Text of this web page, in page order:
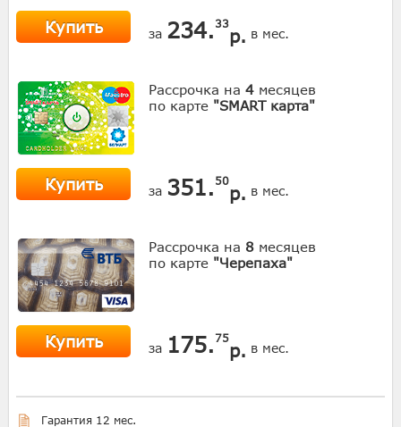
Купить за 234. 33
р. в мес.
Рассрочка на 4 месяцев
по карте "SMART карта"
Купить за 351. 50
р. в мес.
Рассрочка на 8 месяцев
по карте "Черепаха"
Купить за 175. 75
р. в мес.
Гарантия 12 мес.